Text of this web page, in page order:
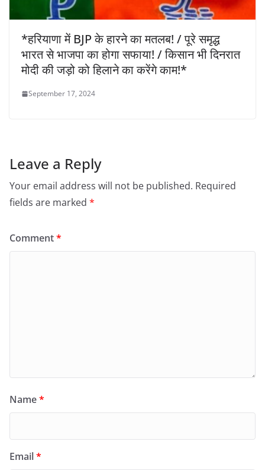
*हरियाणा में BJP के हारने का मतलब! / पूरे समृद्ध
भारत से भाजपा का होगा सफाया! / किसान भी दिनरात
मोदी की जड़ो को हिलाने का करेंगे काम!*
September 17, 2024
Leave a Reply
Your email address will not be published. Required
fields are marked *
Comment*
Name*
Email*